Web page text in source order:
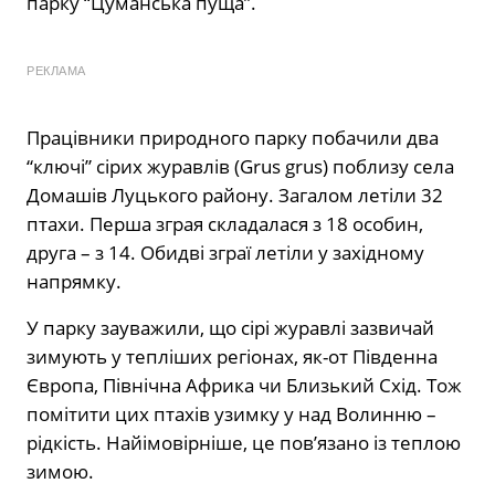
РЕКЛАМА
Працівники природного парку побачили два
“ключі” сірих журавлів (Grus grus) поблизу села
Домашів Луцького району. Загалом летіли 32
птахи. Перша зграя складалася з 18 особин,
друга – з 14. Обидві зграї летіли у західному
напрямку.
У парку зауважили, що сірі журавлі зазвичай
зимують у тепліших регіонах, як-от Південна
Європа, Північна Африка чи Близький Схід. Тож
помітити цих птахів узимку у над Волинню –
рідкість. Найімовірніше, це пов’язано із теплою
зимою.